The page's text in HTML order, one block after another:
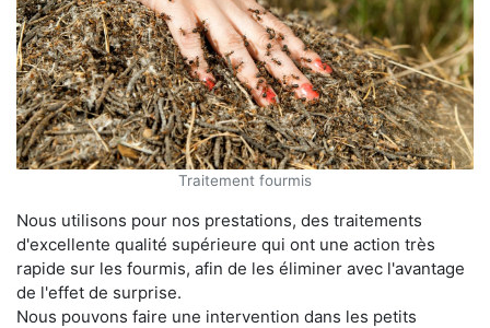
Traitement fourmis
Nous utilisons pour nos prestations, des traitements
d'excellente qualité supérieure qui ont une action très
rapide sur les fourmis, afin de les éliminer avec l'avantage
de l'effet de surprise.
Nous pouvons faire une intervention dans les petits